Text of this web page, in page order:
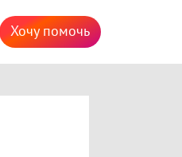
Хочу помочь